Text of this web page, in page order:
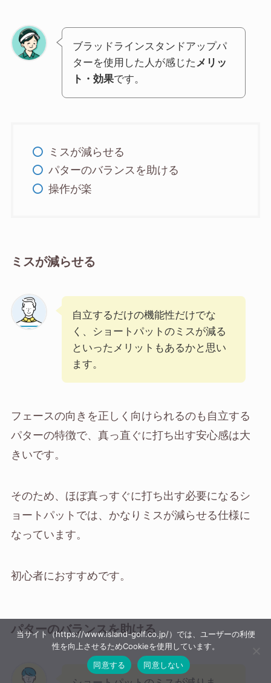
ブラッドラインスタンドアップパ
ターを使用した人が感じたメリッ
ト・効果です。
ミスが減らせる
パターのバランスを助ける
操作が楽
ミスが減らせる
自立するだけの機能性だけでな
く、ショートパットのミスが減る
といったメリットもあるかと思い
ます。
フェースの向きを正しく向けられるのも自立する
パターの特徴で、真っ直ぐに打ち出す安心感は大
きいです。
そのため、ほぼ真っすぐに打ち出す必要になるシ
ョートパットでは、かなりミスが減らせる仕様に
なっています。
初心者におすすめです。
パターのバランスを助ける
当サイト（https://www.island-golf.co.jp/）では、ユーザーの利便
性を向上させるためCookieを使用しています。
同意する
同意しない